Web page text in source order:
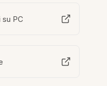
su PC